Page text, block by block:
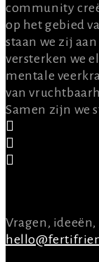
community
op het gebied
staan we zij
versterken we
mentale
van
Samen zijn we
Vragen,